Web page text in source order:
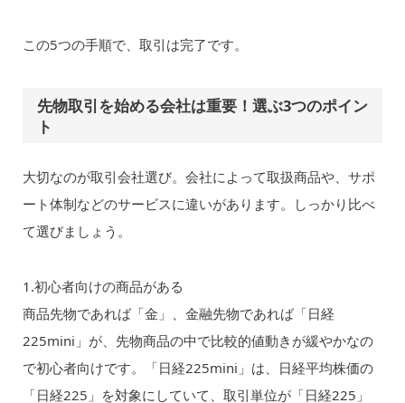
この5つの手順で、取引は完了です。
先物取引を始める会社は重要！選ぶ3つのポイン
ト
大切なのが取引会社選び。会社によって取扱商品や、サポ
ート体制などのサービスに違いがあります。しっかり比べ
て選びましょう。
1.初心者向けの商品がある
商品先物であれば「金」、金融先物であれば「日経
225mini」が、先物商品の中で比較的値動きが緩やかなの
で初心者向けです。「日経225mini」は、日経平均株価の
「日経225」を対象にしていて、取引単位が「日経225」